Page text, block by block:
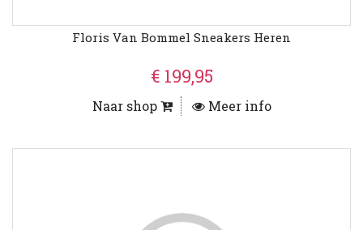
Floris Van Bommel Sneakers Heren
€ 199,95
Naar shop Meer info